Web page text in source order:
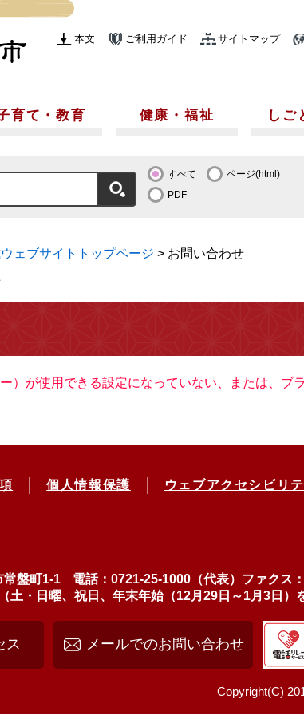
本文 ご利用ガイド サイトマップ
育て・教育 健康・福祉 しご
すべて
ページ(html)
PDF
ェブサイトトップページ > お問い合わせ
）が使用できる設定になっていない、または、
個人情報保護 ウェブアクセシビリ
常盤町1-1
電話：0721-25-1000（代表） ファクス
土・日曜、祝日、年末年始（12月29日～1月3日）
ス メールでのお問い合わせ
Copyright(C)